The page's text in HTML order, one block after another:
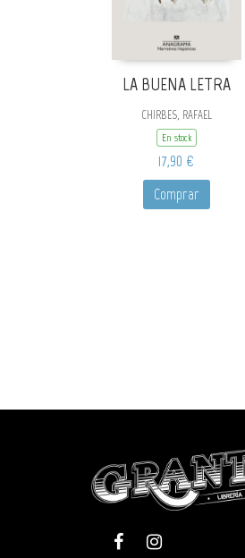
LA BUENA LETRA
CHIRBES, RAFAEL
En stock
17,90 €
Comprar